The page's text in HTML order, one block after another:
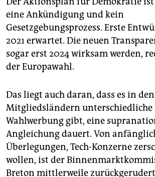
eine Ankündigung und kein
Gesetzgebungsprozess. Erste
2021 erwartet. Die neuen
sogar erst 2024 wirksam werden,
der Europawahl.
Das liegt auch daran, dass es in
Mitgliedsländern unterschiedliche
Wahlwerbung gibt, eine
Angleichung dauert. Von
Überlegungen, Tech-Konzerne
wollen, ist der
Breton mittlerweile